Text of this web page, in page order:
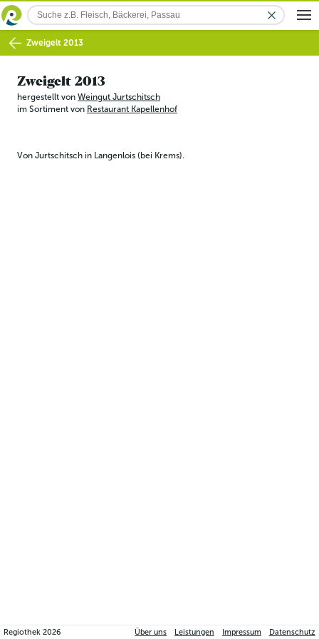
Zweigelt 2013
Zweigelt 2013
hergestellt von Weingut Jurtschitsch
im Sortiment von Restaurant Kapellenhof
Von Jurtschitsch in Langenlois (bei Krems).
Regiothek2026 Über uns Leistungen Impressum Datenschutz